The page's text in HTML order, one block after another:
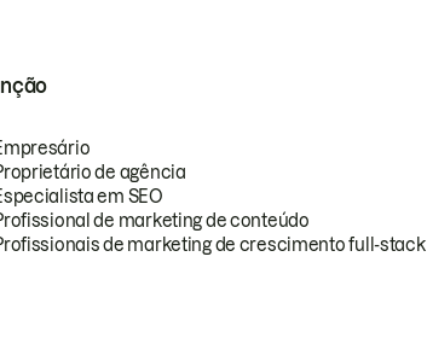
de agência
em SEO
de marketing de conteúdo
de marketing de crescimento full-stack